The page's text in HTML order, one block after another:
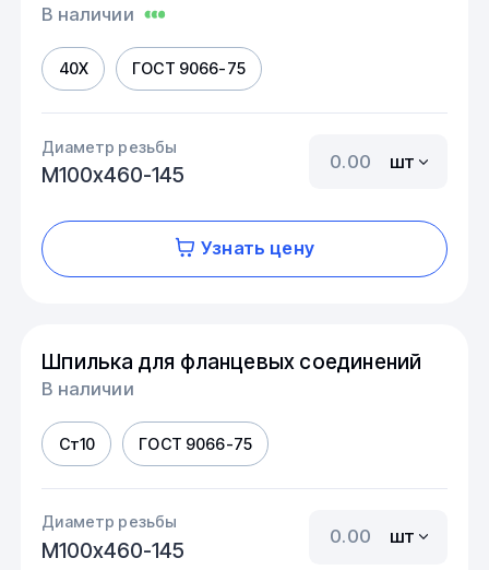
В наличии
40Х ГОСТ 9066-75
Диаметр резьбы
М100х460-145
шт
Узнать цену
Шпилька для фланцевых соединений
В наличии
Ст10 ГОСТ 9066-75
Диаметр резьбы
М100х460-145
шт